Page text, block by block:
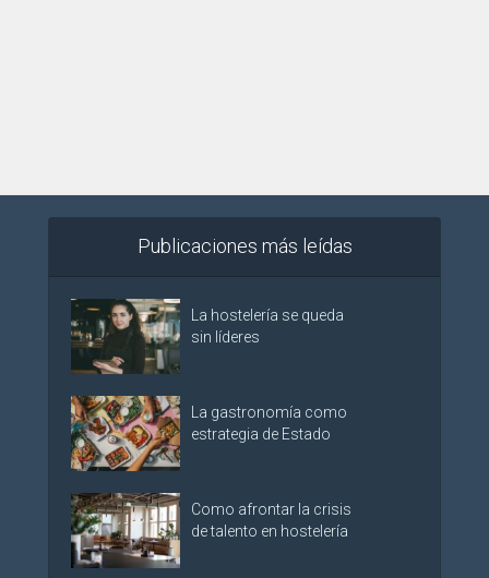
Publicaciones más leídas
La hostelería se queda
sin líderes
La gastronomía como
estrategia de Estado
Como afrontar la crisis
de talento en hostelería